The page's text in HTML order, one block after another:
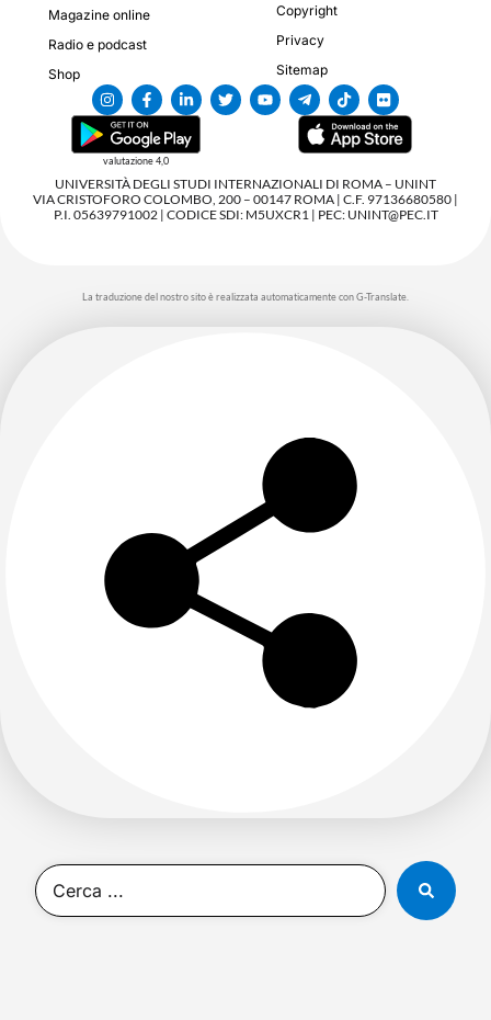
Magazine online
Radio e podcast
Shop
Copyright
Privacy
Sitemap
valutazione 4,0
UNIVERSITÀ DEGLI STUDI INTERNAZIONALI DI ROMA – UNINT
VIA CRISTOFORO COLOMBO, 200 – 00147 ROMA | C.F. 97136680580 |
P.I. 05639791002 | CODICE SDI: M5UXCR1 | PEC: UNINT@PEC.IT
La traduzione del nostro sito è realizzata automaticamente con G-Translate.